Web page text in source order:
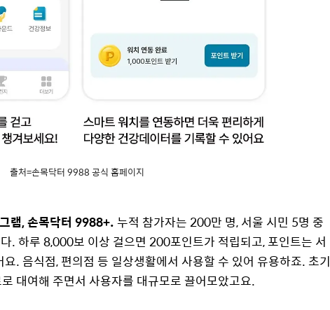
출처=손목닥터 9988 공식 홈페이지
램,손목닥터 9988+.누적 참가자는 200만 명, 서울 시민 5명 중
. 하루 8,000보 이상 걸으면 200포인트가 적립되고, 포인트는 서
. 음식점, 편의점 등 일상생활에서 사용할 수 있어 유용하죠. 초기
대여해 주면서 사용자를 대규모로 끌어모았고요.